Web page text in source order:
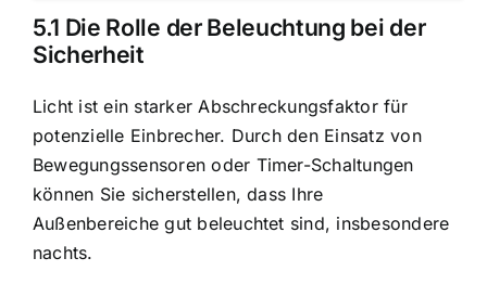
5.1 Die Rolle der Beleuchtung bei der
Sicherheit
Licht ist ein starker Abschreckungsfaktor für
potenzielle Einbrecher. Durch den Einsatz von
Bewegungssensoren oder Timer-Schaltungen
können Sie sicherstellen, dass Ihre
Außenbereiche gut beleuchtet sind, insbesondere
nachts.